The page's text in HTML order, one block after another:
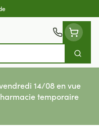
14/08 en vue
temporaire